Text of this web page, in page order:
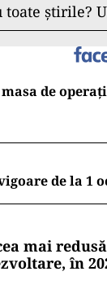
știrile?
de
de la 1
mai
în